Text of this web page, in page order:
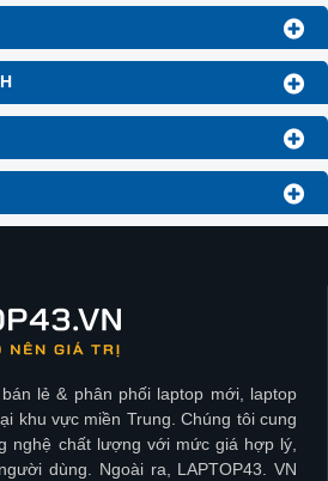
lẻ & phân phối laptop mới, laptop
khu vực miền Trung. Chúng tôi cung
nghệ chất lượng với mức giá hợp lý,
dùng. Ngoài ra, LAPTOP43. VN